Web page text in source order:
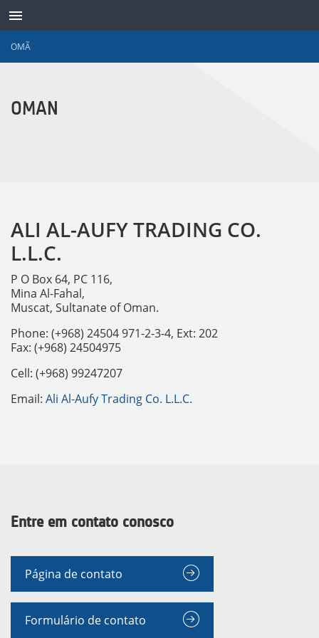
INSTRUMENTOS
OMÃ
OMAN
ALI AL-AUFY TRADING CO.
L.L.C.
P O Box 64, PC 116,
Mina Al-Fahal,
Muscat, Sultanate of Oman.
Phone: (+968) 24504 971-2-3-4, Ext: 202
Fax: (+968) 24504975
Cell: (+968) 99247207
Email: Ali Al-Aufy Trading Co. L.L.C.
Entre em contato conosco
Página de contato
Formulário de contato